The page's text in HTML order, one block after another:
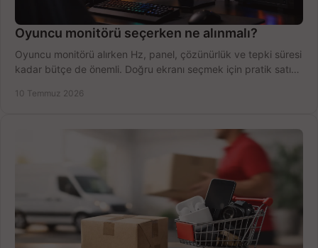
Oyuncu monitörü seçerken ne alınmalı?
Oyuncu monitörü alırken Hz, panel, çözünürlük ve tepki süresi
kadar bütçe de önemli. Doğru ekranı seçmek için pratik satın
10 Temmuz 2026